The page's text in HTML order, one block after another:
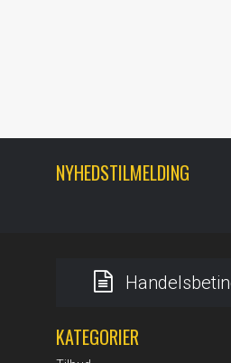
NYHEDSTILMELDING
KATEGORIER